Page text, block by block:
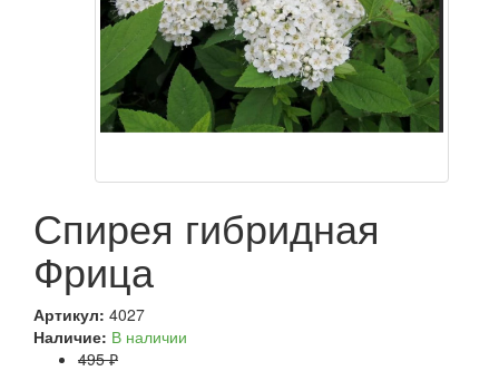
Спирея гибридная
Фрица
Артикул: 4027
Наличие: В наличии
495 ₽